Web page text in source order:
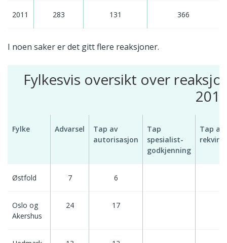
2011 283 131 366
I noen saker er det gitt flere reaksjoner.
Fylkesvis oversikt over
Fylke Advarsel
Tap av
autorisasjon
Tap
spesialist-
godkjenning
Tap av
Østfold 7 6
Oslo og
Akershus
24 17